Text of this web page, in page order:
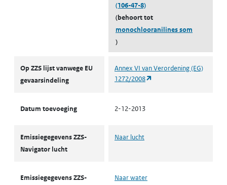
(106-47-8)
(behoort tot
monochlooranilines som
)
Op ZZS lijst vanwege EU
gevaarsindeling
Annex VI van Verordening (EG)
1272/2008
Datum toevoeging 2-12-2013
Emissiegegevens ZZS-
Navigator lucht
Naar lucht
Emissiegegevens ZZS-
Naar water